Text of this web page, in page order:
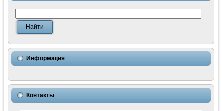
Измерение шумовых параметров операционных
Измерительный преобразователь на основе цифровой
Использование NI LabVIEW для математического
Исследовние возможности создания измерителя ВАХ
Математическое моделирование генератора сигналов -
Применение осциллографического модуля с высоким
Симуляция отклика импульсного радиолокационного
Автоматизация формирования уравнений состояния для
Информация
Контакты